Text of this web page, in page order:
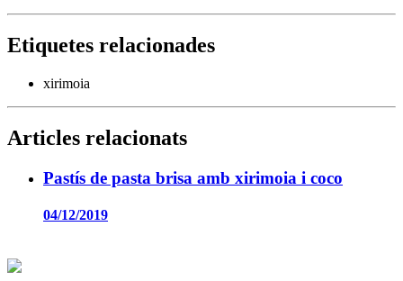
Etiquetes relacionades
xirimoia
Articles relacionats
Pastís de pasta brisa amb xirimoia i coco
04/12/2019